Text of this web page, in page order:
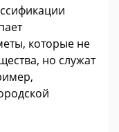
которые не
но служат